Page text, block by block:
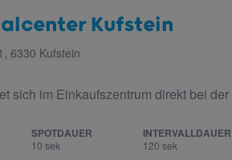
Kufstein
6330 Kufstein
sich im Einkaufszentrum direkt bei
SPOTDAUER
10 sek
INTERVALLDAUER
120 sek